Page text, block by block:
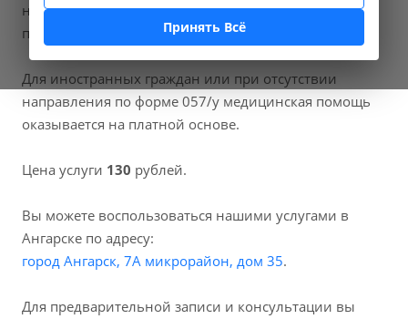
направление, медицинская помощь оказывается по
полису ОМС бесплатно.
Для иностранных граждан или при отсутствии
направления по форме 057/у медицинская помощь
оказывается на платной основе.
Цена услуги 130 рублей.
Вы можете воспользоваться нашими услугами в
Ангарске по адресу:
город Ангарск, 7А микрорайон, дом 35.
Для предварительной записи и консультации вы
Принять Всё